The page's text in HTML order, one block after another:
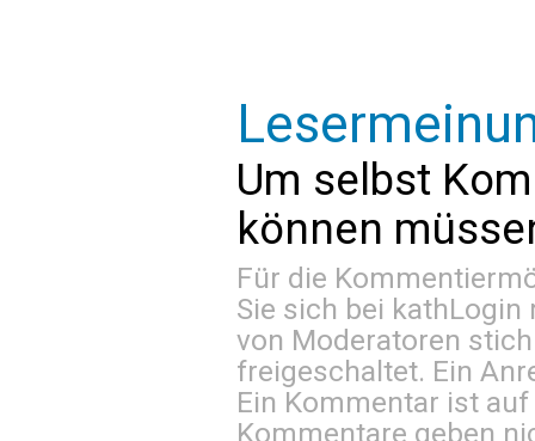
Um selbst
können
Für die
Sie sich bei kathLogin
von Moderatoren
freigeschaltet. Ein
Ein Kommentar ist
Kommentare geben